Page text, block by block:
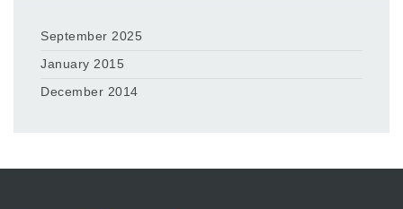
September 2025
January 2015
December 2014